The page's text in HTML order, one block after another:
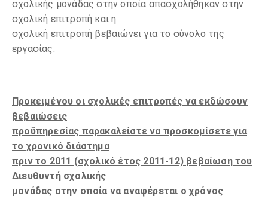
σχολικής μονάδας στην οποία απασχολήθηκαν στην
σχολική επιτροπή και η
σχολική επιτροπή βεβαιώνει για το σύνολο της
εργασίας.
Προκειμένου οι σχολικές επιτροπές να εκδώσουν
βεβαιώσεις
προϋπηρεσίας παρακαλείστε να προσκομίσετε για
το χρονικό διάστημα
πριν το 2011 (σχολικό έτος 2011-12) βεβαίωση του
Διευθυντή σχολικής
μονάδας στην οποία να αναφέρεται ο χρόνος